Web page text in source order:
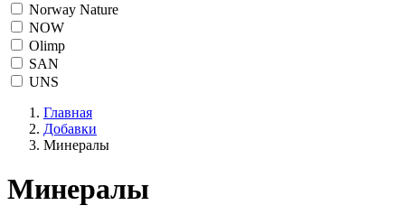
Norway Nature
NOW
Olimp
SAN
UNS
Главная
Добавки
Минералы
Минералы